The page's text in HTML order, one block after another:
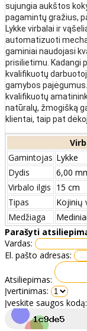
sujungia aukštos
pagamintų gražius,
Lykke virbalai ir
automatizuoti
gaminiai naudojasi
prisilietimu. Kadangi
kvalifikuotų
gamybos
kvalifikuotų
natūralų, žmogišką
klientai, taip pat
Gamintojas Lykke
Dydis
6,00
Virbalo ilgis 15 cm
Tipas
Kojinių
Medžiaga
Mediniai
Parašyti
Vardas:
El. pašto adresas:
Atsiliepimas:
Įvertinimas:
Įveskite saugos kodą: